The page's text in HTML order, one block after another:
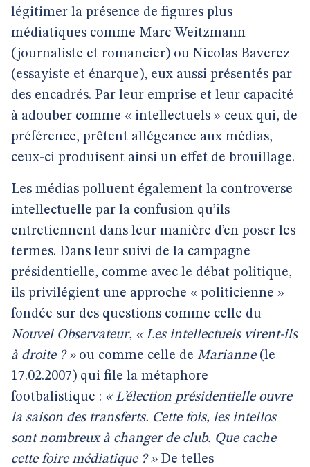
légitimer la présence de figures plus
médiatiques comme Marc Weitzmann
(journaliste et romancier) ou Nicolas Baverez
(essayiste et énarque), eux aussi présentés par
des encadrés. Par leur emprise et leur capacité
à adouber comme « intellectuels » ceux qui, de
préférence, prêtent allégeance aux médias,
ceux-ci produisent ainsi un effet de brouillage.
Les médias polluent également la controverse
intellectuelle par la confusion qu’ils
entretiennent dans leur manière d’en poser les
termes. Dans leur suivi de la campagne
présidentielle, comme avec le débat politique,
ils privilégient une approche « politicienne »
fondée sur des questions comme celle du
Nouvel Observateur, « Les intellectuels virent-ils
à droite ? »ou comme celle de Marianne(le
17.02.2007) qui file la métaphore
footbalistique : « L’élection présidentielle ouvre
la saison des transferts. Cette fois, les intellos
sont nombreux à changer de club. Que cache
cette foire médiatique ? » De telles